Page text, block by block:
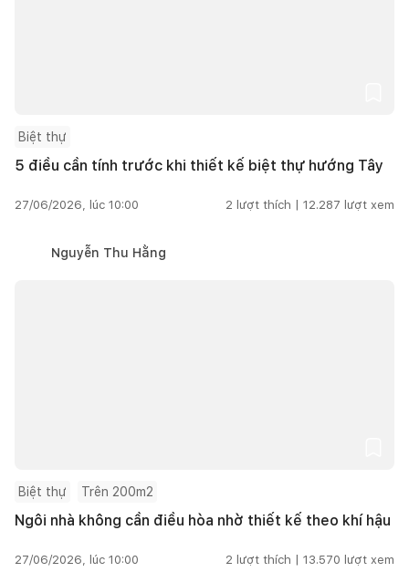
Biệt thự
5 điều cần tính trước khi thiết kế biệt thự hướng Tây
27/06/2026, lúc 10:00 2 lượt thích | 12.287 lượt xem
Nguyễn Thu Hằng
Biệt thự Trên 200m2
Ngôi nhà không cần điều hòa nhờ thiết kế theo khí hậu
27/06/2026, lúc 10:00 2 lượt thích | 13.570 lượt xem